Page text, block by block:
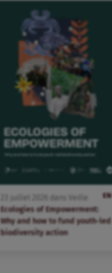
EN
juillet dans
Veille
Ecologies of Empowerment:
Why and how to fund youth-led
biodiversity action